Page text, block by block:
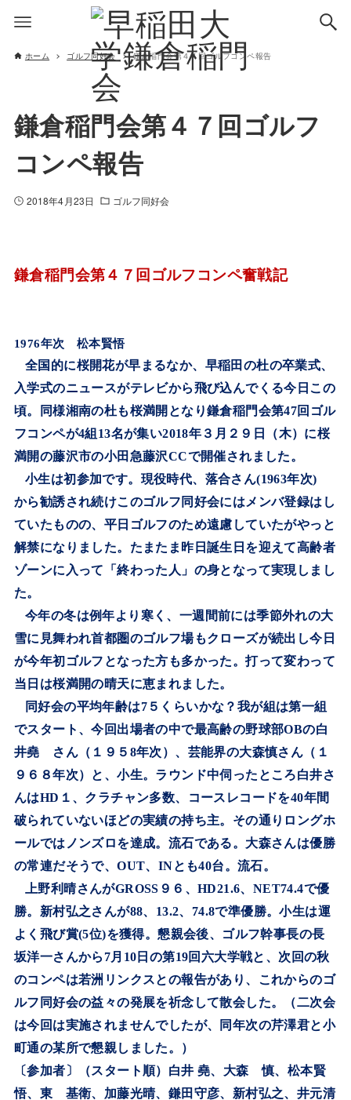
ホーム ゴルフ同好会 鎌倉稲門会第４７回ゴルフコンペ報告
鎌倉稲門会第４７回ゴルフ
コンペ報告
2018年4月23日 ゴルフ同好会
鎌倉稲門会第４７回ゴルフコンペ奮戦記
1976年次 松本賢悟
全国的に桜開花が早まるなか、早稲田の杜の卒業式、
入学式のニュースがテレビから飛び込んでくる今日この
頃。同様湘南の杜も桜満開となり鎌倉稲門会第47回ゴル
フコンペが4組 13名が集い2018年３月２９日（木）に桜
満開の藤沢市の小田急藤沢CCで開催されました。
小生は初参加です。現役時代、落合さん(1963年次)
から勧誘され続けこのゴルフ同好会にはメンバ登録はし
ていたものの、平日ゴルフのため遠慮していたがやっと
解禁になりました。たまたま昨日誕生日を迎えて高齢者
ゾーンに入って「終わった人」の身となって実現しまし
た。
今年の冬は例年より寒く、一週間前には季節外れの大
雪に見舞われ首都圏のゴルフ場もクローズが続出し今日
が今年初ゴルフとなった方も多かった。打って変わって
当日は桜満開の晴天に恵まれました。
同好会の平均年齢は7５くらいかな？我が組は第一組
でスタート、今回出場者の中で最高齢の野球部OBの白
井堯 さん（１９５ 8年次）、芸能界の大森慎さん（１
９６８年次）と、小生。ラウンド中伺ったところ白井さ
んはHD １、クラチャン多数、コースレコードを40年間
破られていないほどの実績の持ち主。その通りロングホ
ールではノンズロを達成。流石である。大森さんは優勝
の常連だそうで、OUT、 INとも40台。流石。
上野利晴さんがGROSS ９６、 HD21.6、 NET74.4で優
勝。新村弘之さんが88、 13.2、 74.8で準優勝。小生は運
よく飛び賞(5位)を獲得。懇親会後、ゴルフ幹事長の長
坂洋一さんから 7月 10 日の第19回六大学戦と、次回の秋
のコンペは若洲リンクスとの報告があり、これからのゴ
ルフ同好会の益々の発展を祈念して散会した。（二次会
は今回は実施されませんでしたが、同年次の芹澤君と小
町通の某所で懇親しました。）
〔参加者〕（スタート順）白井 堯、大森 慎、松本賢
悟、東 基衛、加藤光晴、鎌田守彦、新村弘之、井元清